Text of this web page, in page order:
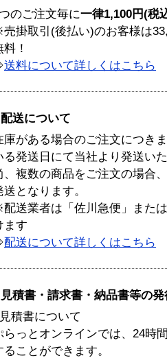
のご注文毎に一律1,100円(税
掛取引(後払い)のお客様は
料！
送料について詳しくはこちら
配送について
庫がある場合のご注文につき
る発送日にて当社より発送い
、複数の商品をご注文の場合
送となります。
送業者は「佐川急便」また
ます
配送について詳しくはこちら
見積書・請求書・納品書等の
積書について
らっとオンラインでは、24時
ることができます。